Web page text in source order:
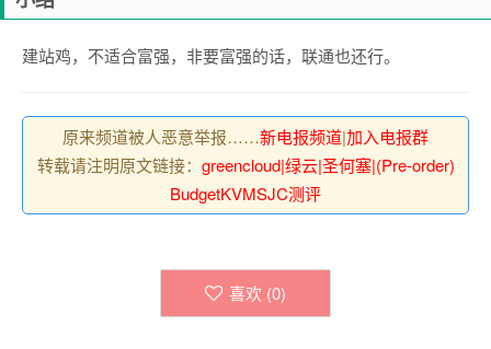
建站鸡，不适合富强，非要富强的话，联通也还行。
原来频道被人恶意举报……新电报频道|加入电报群
转载请注明原文链接： greencloud|绿云|圣何塞|(Pre-order)
BudgetKVMSJC测评
喜欢 (0)